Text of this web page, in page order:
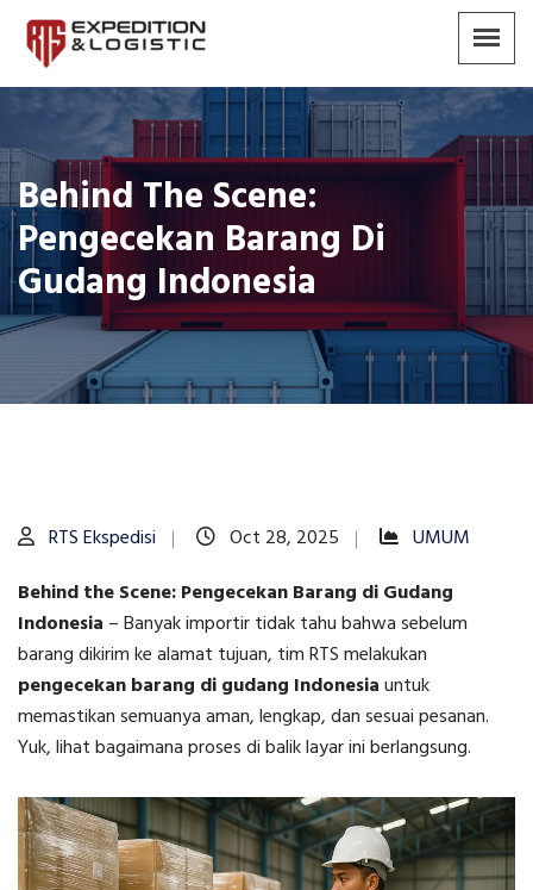
Behind The Scene:
Pengecekan Barang Di
Gudang Indonesia
RTS Ekspedisi Oct 28, 2025
UMUM
Behind the Scene: Pengecekan Barang di Gudang
Indonesia –Banyak importir tidak tahu bahwa sebelum
barang dikirim ke alamat tujuan, tim RTS melakukan
pengecekan barang di gudang Indonesiauntuk
memastikan semuanya aman, lengkap, dan sesuai pesanan.
Yuk, lihat bagaimana proses di balik layar ini berlangsung.